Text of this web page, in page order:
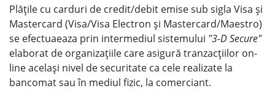
Plățile cu carduri de credit/debit emise sub sigla Visa și
Mastercard (Visa/Visa Electron și Mastercard/Maestro)
se efectuaeaza prin intermediul sistemului "3-D Secure"
elaborat de organizațiile care asigură tranzacțiilor on-
line același nivel de securitate ca cele realizate la
bancomat sau în mediul fizic, la comerciant.